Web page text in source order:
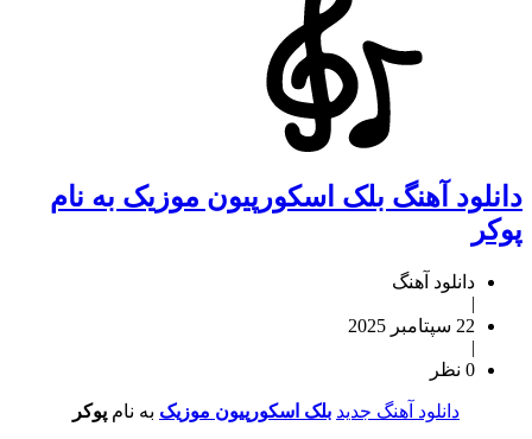
دانلود آهنگ بلک اسکورپیون موزیک به نام
پوکر
دانلود آهنگ
|
22 سپتامبر 2025
|
0 نظر
دانلود آهنگ جدید بلک اسکورپیون موزیک به نام پوکر